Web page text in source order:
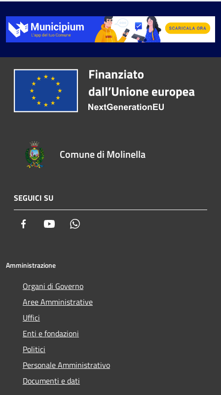
Comune di Molinella
SEGUICI SU
Facebook Youtube
Amministrazione
Organi di Governo
Aree Amministrative
Uffici
Enti e fondazioni
Politici
Personale Amministrativo
Documenti e dati